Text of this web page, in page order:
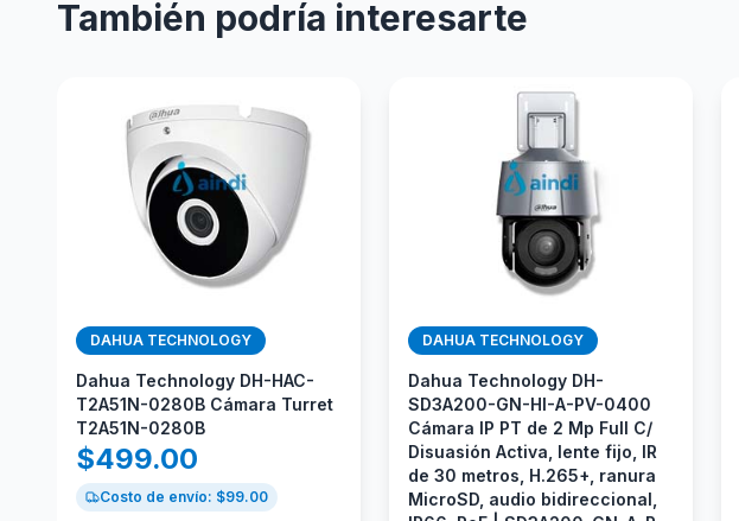
También podría interesarte
DAHUA TECHNOLOGY
Dahua Technology DH-HAC-
T2A51N-0280B Cámara Turret
T2A51N-0280B
$499.00
Costo de envío: $99.00
DAHUA TECHNOLOGY
Dahua Technology DH-
SD3A200-GN-HI-A-PV-0400
Cámara IP PT de 2 Mp Full C/
Disuasión Activa, lente fijo, IR
de 30 metros, H.265+, ranura
MicroSD, audio bidireccional,